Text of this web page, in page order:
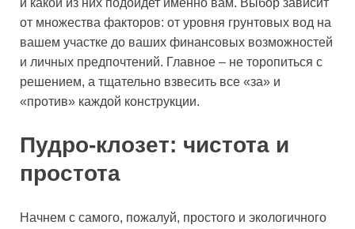
от множества факторов: от уровня грунтовых вод на
вашем участке до ваших финансовых возможностей
и личных предпочтений. Главное – не торопиться с
решением, а тщательно взвесить все «за» и
«против» каждой конструкции.
Пудро-клозет: чистота и
простота
Начнем с самого, пожалуй, простого и экологичного